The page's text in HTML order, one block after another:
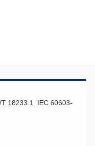
18233.1 IEC 60603-